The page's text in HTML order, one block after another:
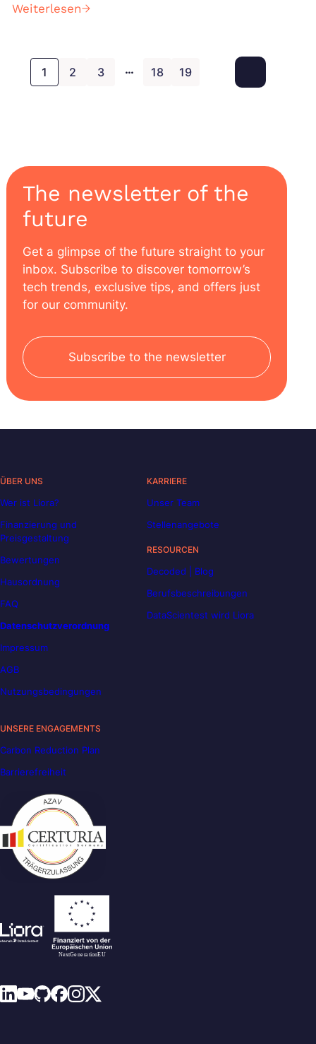
musst. Big Data bietet großartige
müssen jedoch Datenbanken eingesetzt
werden. Eine Datenbank ist eine strukturierte
Weiterlesen
1 2 3 … 18 19
The newsletter of the
future
Get a glimpse of the future straight to your
inbox. Subscribe to discover tomorrow’s
tech trends, exclusive tips, and offers just
for our community.
Subscribe to the newsletter
ÜBER UNS
Wer ist Liora?
Finanzierung und
Preisgestaltung
Bewertungen
Hausordnung
FAQ
Datenschutzverordnung
Impressum
AGB
Nutzungsbedingungen
KARRIERE
Unser Team
Stellenangebote
RESOURCEN
Decoded | Blog
Berufsbeschreibungen
DataScientest wird Liora
UNSERE ENGAGEMENTS
Carbon Reduction Plan
Barrierefreiheit